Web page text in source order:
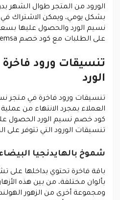
الورود من المتجر طوال الشهر
بشكل يومي، ويمكن الاشتراك
نسيم الورد والحصول عليها
على الطلبات مع كود خصم naseemsa.
تنسيقات ورود
الورد
تنسيقات ورود فاخرة في متجر
العملاء بمجرد الانتهاء من
كود خصم نسيم الورد الحصول
تنسيقات الورود التي تتوفر على
شموخ بالهايدنجيا
باقة فاخرة تحتوي بداخلها على
بألوان مختلفة، من بين هذه
ومجموعة أخرى من الزهور